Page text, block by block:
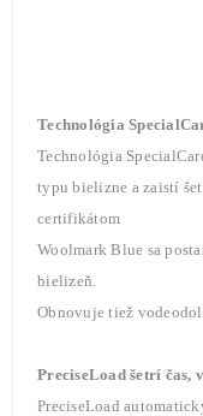
Technológia
Technológia
typu bielizne a zaistí
certifikátom
Woolmark Blue sa
bielizeň.
Obnovuje tiež
PreciseLoad šetrí čas,
PreciseLoad